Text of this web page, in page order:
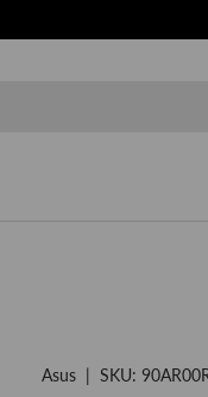
Asus | SKU: